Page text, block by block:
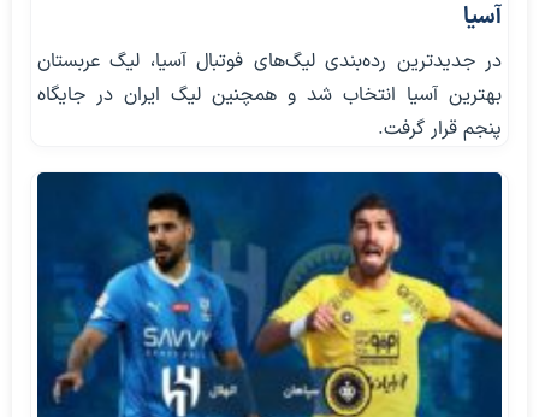
آسیا
در جدیدترین رده‌بندی لیگ‌های فوتبال آسیا، لیگ عربستان
بهترین آسیا انتخاب شد و همچنین لیگ ایران در جایگاه
پنجم قرار گرفت.